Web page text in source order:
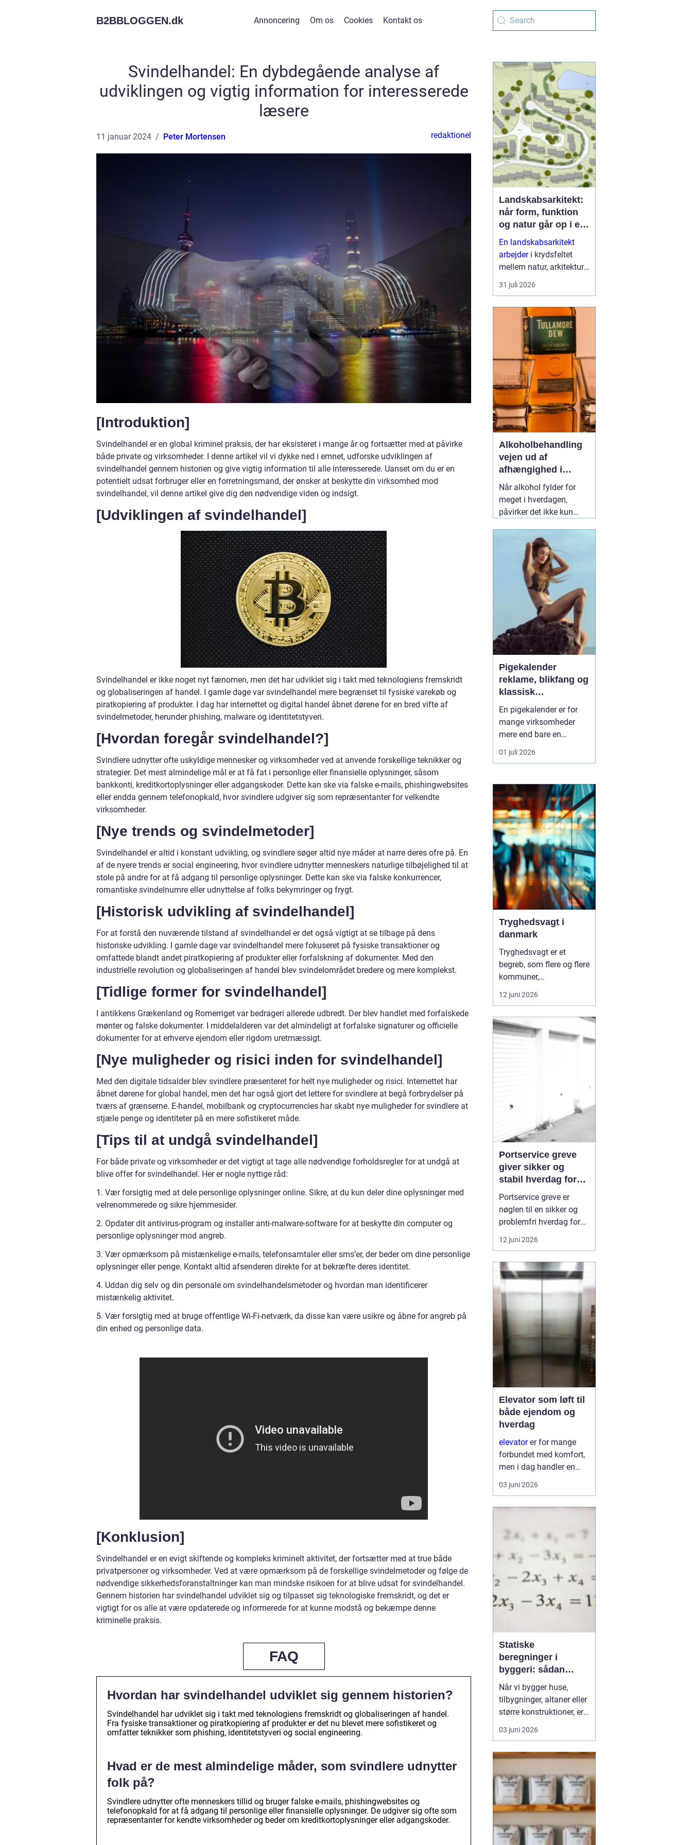
B2BBLOGGEN.dk Annoncering Om os Cookies Kontakt os
Svindelhandel: En dybdegående analyse af
udviklingen og vigtig information for interesserede
læsere
11 januar 2024 Peter Mortensen redaktionel
[Introduktion]
Svindelhandel er en global kriminel praksis, der har eksisteret i mange år og fortsætter med at påvirke
både private og virksomheder. I denne artikel vil vi dykke ned i emnet, udforske udviklingen af
svindelhandel gennem historien og give vigtig information til alle interesserede. Uanset om du er en
potentielt udsat forbruger eller en forretningsmand, der ønsker at beskytte din virksomhed mod
svindelhandel, vil denne artikel give dig den nødvendige viden og indsigt.
[Udviklingen af svindelhandel]
Svindelhandel er ikke noget nyt fænomen, men det har udviklet sig i takt med teknologiens fremskridt
og globaliseringen af handel. I gamle dage var svindelhandel mere begrænset til fysiske varekøb og
piratkopiering af produkter. I dag har internettet og digital handel åbnet dørene for en bred vifte af
svindelmetoder, herunder phishing, malware og identitetstyveri.
[Hvordan foregår svindelhandel?]
Svindlere udnytter ofte uskyldige mennesker og virksomheder ved at anvende forskellige teknikker og
strategier. Det mest almindelige mål er at få fat i personlige eller finansielle oplysninger, såsom
bankkonti, kreditkortoplysninger eller adgangskoder. Dette kan ske via falske e-mails, phishingwebsites
eller endda gennem telefonopkald, hvor svindlere udgiver sig som repræsentanter for velkendte
virksomheder.
[Nye trends og svindelmetoder]
Svindelhandel er altid i konstant udvikling, og svindlere søger altid nye måder at narre deres ofre på. En
af de nyere trends er social engineering, hvor svindlere udnytter menneskers naturlige tilbøjelighed til at
stole på andre for at få adgang til personlige oplysninger. Dette kan ske via falske konkurrencer,
romantiske svindelnumre eller udnyttelse af folks bekymringer og frygt.
[Historisk udvikling af svindelhandel]
For at forstå den nuværende tilstand af svindelhandel er det også vigtigt at se tilbage på dens
historiske udvikling. I gamle dage var svindelhandel mere fokuseret på fysiske transaktioner og
omfattede blandt andet piratkopiering af produkter eller forfalskning af dokumenter. Med den
industrielle revolution og globaliseringen af handel blev svindelområdet bredere og mere komplekst.
[Tidlige former for svindelhandel]
I antikkens Grækenland og Romerriget var bedrageri allerede udbredt. Der blev handlet med forfalskede
mønter og falske dokumenter. I middelalderen var det almindeligt at forfalske signaturer og officielle
dokumenter for at erhverve ejendom eller rigdom uretmæssigt.
[Nye muligheder og risici inden for svindelhandel]
Med den digitale tidsalder blev svindlere præsenteret for helt nye muligheder og risici. Internettet har
åbnet dørene for global handel, men det har også gjort det lettere for svindlere at begå forbrydelser på
tværs af grænserne. E-handel, mobilbank og cryptocurrencies har skabt nye muligheder for svindlere at
stjæle penge og identiteter på en mere sofistikeret måde.
[Tips til at undgå svindelhandel]
For både private og virksomheder er det vigtigt at tage alle nødvendige forholdsregler for at undgå at
blive offer for svindelhandel. Her er nogle nyttige råd:
1. Vær forsigtig med at dele personlige oplysninger online. Sikre, at du kun deler dine oplysninger med
velrenommerede og sikre hjemmesider.
2. Opdater dit antivirus-program og installer anti-malware-software for at beskytte din computer og
personlige oplysninger mod angreb.
3. Vær opmærksom på mistænkelige e-mails, telefonsamtaler eller sms’er, der beder om dine personlige
oplysninger eller penge. Kontakt altid afsenderen direkte for at bekræfte deres identitet.
4. Uddan dig selv og din personale om svindelhandelsmetoder og hvordan man identificerer
mistænkelig aktivitet.
5. Vær forsigtig med at bruge offentlige Wi-Fi-netværk, da disse kan være usikre og åbne for angreb på
din enhed og personlige data.
[Konklusion]
Svindelhandel er en evigt skiftende og kompleks kriminelt aktivitet, der fortsætter med at true både
privatpersoner og virksomheder. Ved at være opmærksom på de forskellige svindelmetoder og følge de
nødvendige sikkerhedsforanstaltninger kan man mindske risikoen for at blive udsat for svindelhandel.
Gennem historien har svindelhandel udviklet sig og tilpasset sig teknologiske fremskridt, og det er
vigtigt for os alle at være opdaterede og informerede for at kunne modstå og bekæmpe denne
kriminelle praksis.
FAQ
Hvordan har svindelhandel udviklet sig gennem historien?
Svindelhandel har udviklet sig i takt med teknologiens fremskridt og globaliseringen af handel.
Fra fysiske transaktioner og piratkopiering af produkter er det nu blevet mere sofistikeret og
omfatter teknikker som phishing, identitetstyveri og social engineering.
Hvad er de mest almindelige måder, som svindlere udnytter
folk på?
Svindlere udnytter ofte menneskers tillid og bruger falske e-mails, phishingwebsites og
telefonopkald for at få adgang til personlige eller finansielle oplysninger. De udgiver sig ofte som
repræsentanter for kendte virksomheder og beder om kreditkortoplysninger eller adgangskoder.
Landskabsarkitekt:
når form, funktion
og natur går op i en
højere enhed
En landskabsarkitekt
arbejderi krydsfeltet
mellem natur, arkitektur
og menneskers hverdag.
Opgaven er at skabe
smukke, funktionelle og
langtidsholdbare. Det
31 juli 2026
Alkoholbehandling
vejen ud af
afhængighed i
trygge rammer
Når alkohol fylder for
meget i hverdagen,
påvirker det ikke kun
relationer, arbejde og
livskvalitet. Mange
forsøger at skære ned på
egen hånd, men ender
igen og igen det samme
sted. Her kan
professionel 19 juli 2026
Pigekalender
reklame, blikfang og
klassisk
værkstedsstemning
En pigekalender er for
mange virksomheder
mere end bare en
kalender. Den hænger
synligt fremme, skaber
hver eneste dag året
rundt. Samtidig fungerer
den som reklame, der
næsten ikke kan undgås
at blive set.
Kombinationen af f...
01 juli 2026
Tryghedsvagt i
danmark
Tryghedsvagt er et
begreb, som flere og flere
kommuner,
boligforeninger og
private aktører arbejder
mere ro i hverdagen.
Tryghedsvagten
12 juni 2026
Portservice greve
giver sikker og
stabil hverdag for
porte
Portservice greve er
nøglen til en sikker og
problemfri hverdag for
både private og
virksomheder, der
industriporte eller
specialporte i den
daglige drift. Når en port
ikke fungerer, som den
skal, kan det skabe både
sikkerhedsri...
12 juni 2026
Elevator som løft til
både ejendom og
hverdag
elevatorer for mange
forbundet med komfort,
men i dag handler en
moderne elevator lige så
meget om
langsigtede værdi. En
veldesignet og
gennemtæ...
03 juni 2026
Statiske
beregninger i
byggeri: sådan
skaber de sikkerhed
og tryghed
Når vi bygger huse,
tilbygninger, altaner eller
større konstruktioner, er
der én ting, der altid skal
være på plads:
statiske beregninger en
central rolle. De v...
03 juni 2026